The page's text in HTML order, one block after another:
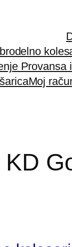
Provansa
Moj
KD